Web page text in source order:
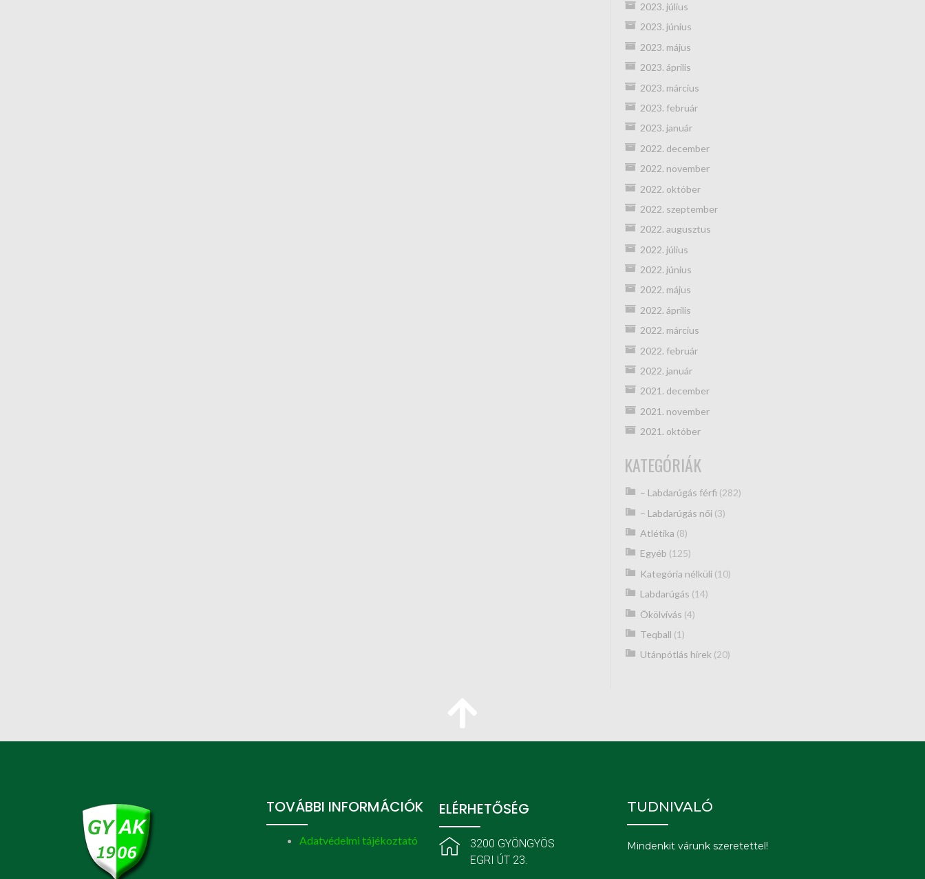
2023. július
2023. június
2023. május
2023. április
2023. március
2023. február
2023. január
2022. december
2022. november
2022. október
2022. szeptember
2022. augusztus
2022. július
2022. június
2022. május
2022. április
2022. március
2022. február
2022. január
2021. december
2021. november
2021. október
KATEGÓRIÁK
– Labdarúgás férfi (282)
– Labdarúgás női(3)
Atlétika (8)
Egyéb (125)
Kategória nélküli(10)
Labdarúgás (14)
Ökölvívás (4)
Teqball (1)
Utánpótlás hírek (20)
TOVÁBBI INFORMÁCIÓK
Adatvédelmi tájékoztató
ELÉRHETŐSÉG
3200 GYÖNGYÖS
EGRI ÚT 23.
TUDNIVALÓ
Mindenkit várunk szeretettel!